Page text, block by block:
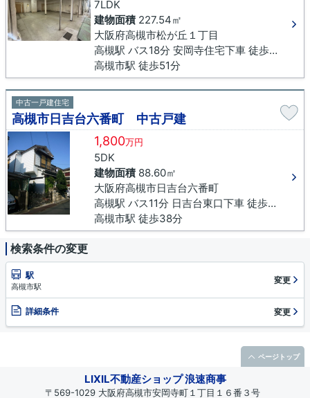
7LDK
建物面積227.54㎡
大阪府高槻市松が丘１丁目
高槻駅 バス18分 安岡寺住宅下車 徒歩3分
高槻市駅 徒歩51分
中古一戸建住宅
高槻市日吉台六番町 中古戸建
1,800万円
5DK
建物面積88.60㎡
大阪府高槻市日吉台六番町
高槻駅 バス11分 日吉台東口下車 徒歩5分
高槻市駅 徒歩38分
検索条件の変更
駅
高槻市駅
変更
詳細条件 変更
LIXIL不動産ショップ 浪速商事
〒569-1029 大阪府高槻市安岡寺町１丁目１６番３号
ページトップ